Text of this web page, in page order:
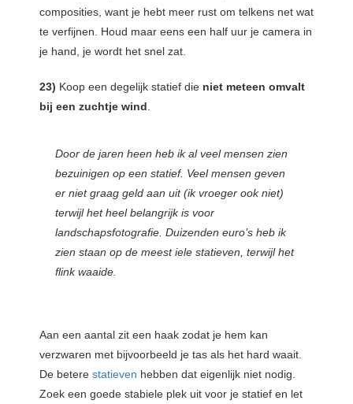
composities, want je hebt meer rust om telkens net wat
te verfijnen. Houd maar eens een half uur je camera in
je hand, je wordt het snel zat.
23) Koop een degelijk statief die niet meteen omvalt
bij een zuchtje wind
Door de jaren heen heb ik al veel mensen zien
bezuinigen op een statief. Veel mensen geven
er niet graag geld aan uit (ik vroeger ook niet)
terwijl het heel belangrijk is voor
landschapsfotografie. Duizenden euro’s heb ik
zien staan op de meest iele statieven, terwijl het
flink waaide.
Aan een aantal zit een haak zodat je hem kan
verzwaren met bijvoorbeeld je tas als het hard waait.
De betere statieven hebben dat eigenlijk niet nodig.
Zoek een goede stabiele plek uit voor je statief en let